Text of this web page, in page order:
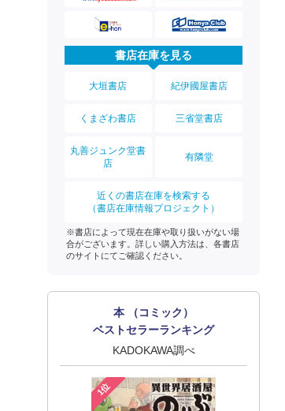
書店在庫を見る
大垣書店 紀伊國屋書店
くまざわ書店 三省堂書店
丸善ジュンク堂書
店
有隣堂
近くの書店在庫を検索する
（書店在庫情報プロジェクト）
※書店によって現在在庫や取り扱いがない場
合がございます。詳しい購入方法は、各書店
のサイトにてご確認ください。
本 （コミック）
ベストセラーランキング
KADOKAWA調べ
1位